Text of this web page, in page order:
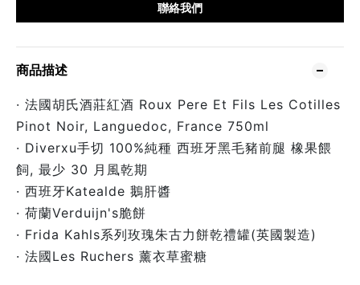
聯絡我們
商品描述
· 法國胡氏酒莊紅酒 Roux Pere Et Fils Les Cotilles
Pinot Noir, Languedoc, France 750ml
· Diverxu手切 100%純種 西班牙黑毛豬前腿 橡果餵
飼, 最少 30 月風乾期
· 西班牙Katealde 鵝肝醬
· 荷蘭Verduijn's脆餅
· Frida Kahls系列玫瑰朱古力餅乾禮罐(英國製造)
· 法國Les Ruchers 薰衣草蜜糖